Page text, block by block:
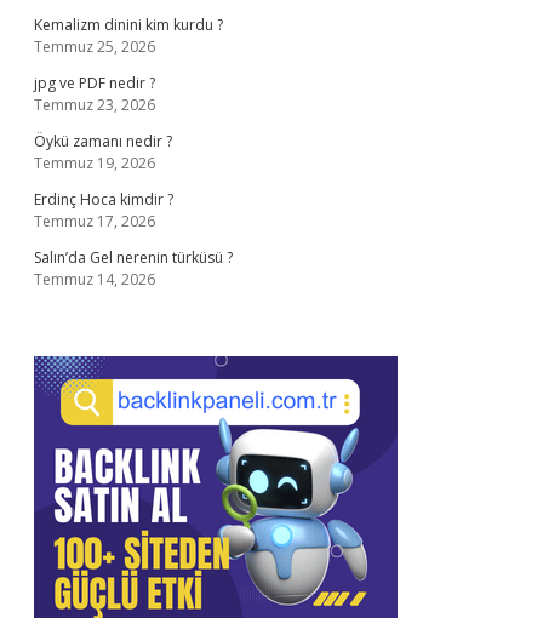
Kemalizm dinini kim kurdu ?
Temmuz 25, 2026
jpg ve PDF nedir ?
Temmuz 23, 2026
Öykü zamanı nedir ?
Temmuz 19, 2026
Erdinç Hoca kimdir ?
Temmuz 17, 2026
Salın’da Gel nerenin türküsü ?
Temmuz 14, 2026